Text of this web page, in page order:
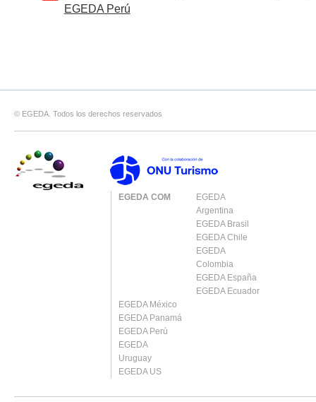
EGEDA Perú
© EGEDA. Todos los derechos reservados
EGEDA COM
EGEDA
Argentina
EGEDA Brasil
EGEDA Chile
EGEDA
Colombia
EGEDA España
EGEDA Ecuador
EGEDA México
EGEDA Panamá
EGEDA Perú
EGEDA
Uruguay
EGEDA US